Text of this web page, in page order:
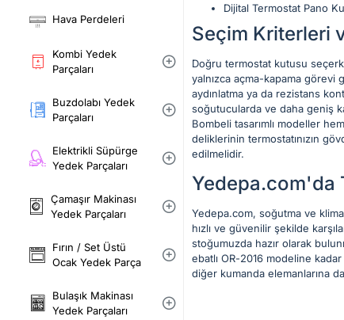
Hava Perdeleri
Kombi Yedek
Parçaları
Buzdolabı Yedek
Parçaları
Elektrikli Süpürge
Yedek Parçaları
Çamaşır Makinası
Yedek Parçaları
Fırın / Set Üstü
Ocak Yedek Parça
Bulaşık Makinası
Yedek Parçaları
Dijital Termostat Pano
Seçim Kriterleri
Doğru termostat kutusu
yalnızca açma-kapama görevi
aydınlatma ya da rezistans
soğutucularda ve daha geniş
Bombeli tasarımlı modeller
deliklerinin termostatınızın
edilmelidir.
Yedepa.com'da
Yedepa.com, soğutma ve
hızlı ve güvenilir şekilde
stoğumuzda hazır olarak
ebatlı OR-2016 modeline
diğer kumanda elemanlarına